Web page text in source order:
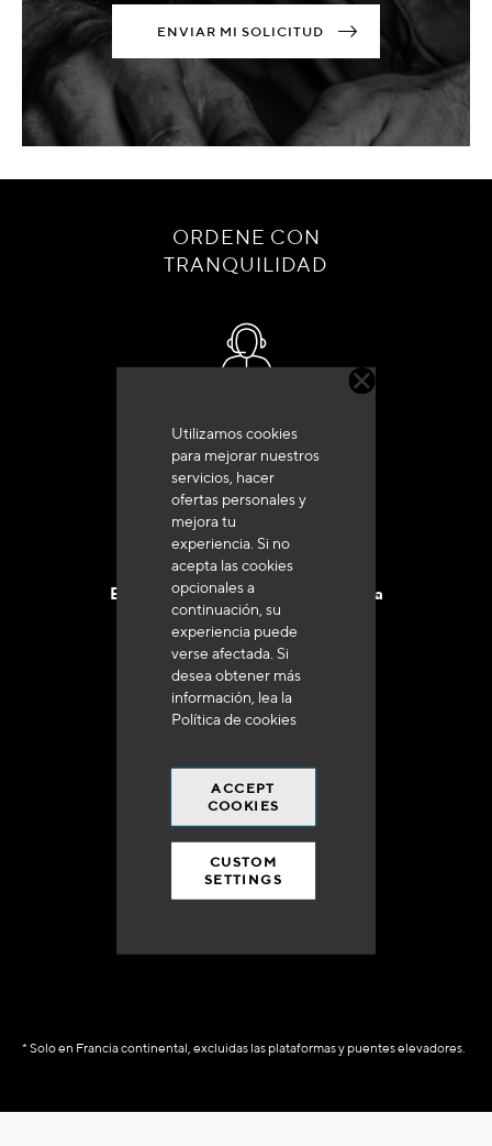
Utilizamos cookies
para mejorar nuestros
servicios, hacer
ofertas personales y
mejora tu
experiencia. Si no
acepta las cookies
opcionales a
continuación, su
experiencia puede
verse afectada. Si
desea obtener más
información, lea la
Política de cookies
ACCEPT
COOKIES
CUSTOM
SETTINGS
ENVIAR MI SOLICITUD
ORDENE CON
TRANQUILIDAD
+33 (0)4 79 72 62 22 Pulse 1
Entrega en 48 a 72 horas en Francia
a 250 euros*
* Solo en Francia continental, excluidas las plataformas y puentes elevadores.